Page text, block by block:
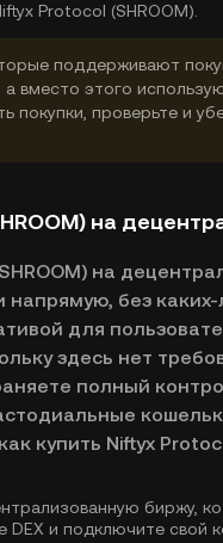
Protocol (SHROOM).
поддерживают
вместо этого
проверьте и
на
на
без
для
здесь нет
полный
купить Niftyx
биржу,
DEX и подключите свой